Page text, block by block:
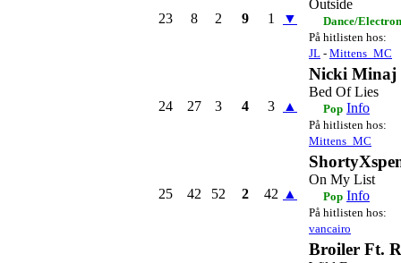
23 8 2 9 1 ▼
Outside
Dance/
På hitlisten hos:
JL - Mittens_MC
24 27 3 4 3 ▲
Nicki Minaj
Bed Of Lies
Pop Info
På hitlisten hos:
Mittens_MC
25 42 52 2 42 ▲
On My List
Pop Info
På hitlisten hos:
vancairo
Broiler Ft.